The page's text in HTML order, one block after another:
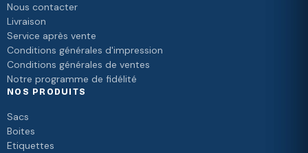
Nous contacter
Livraison
Service après vente
Conditions générales d'impression
Conditions générales de ventes
Notre programme de fidélité
NOS PRODUITS
Sacs
Boites
Etiquettes